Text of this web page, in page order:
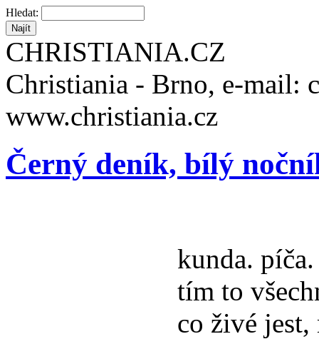
Hledat:
CHRISTIANIA.CZ
Christiania - Brno, e-mail:
www.christiania.cz
Černý deník, bílý
kunda.
tím to
co živé jest,